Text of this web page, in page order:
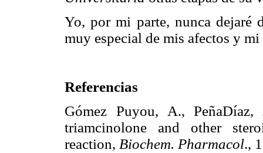
Yo, por mi parte, nunca dejaré
muy especial de mis afectos y
Referencias
Gómez Puyou, A.,
triamcinolone and other
reaction, Biochem. Pharmacol.,